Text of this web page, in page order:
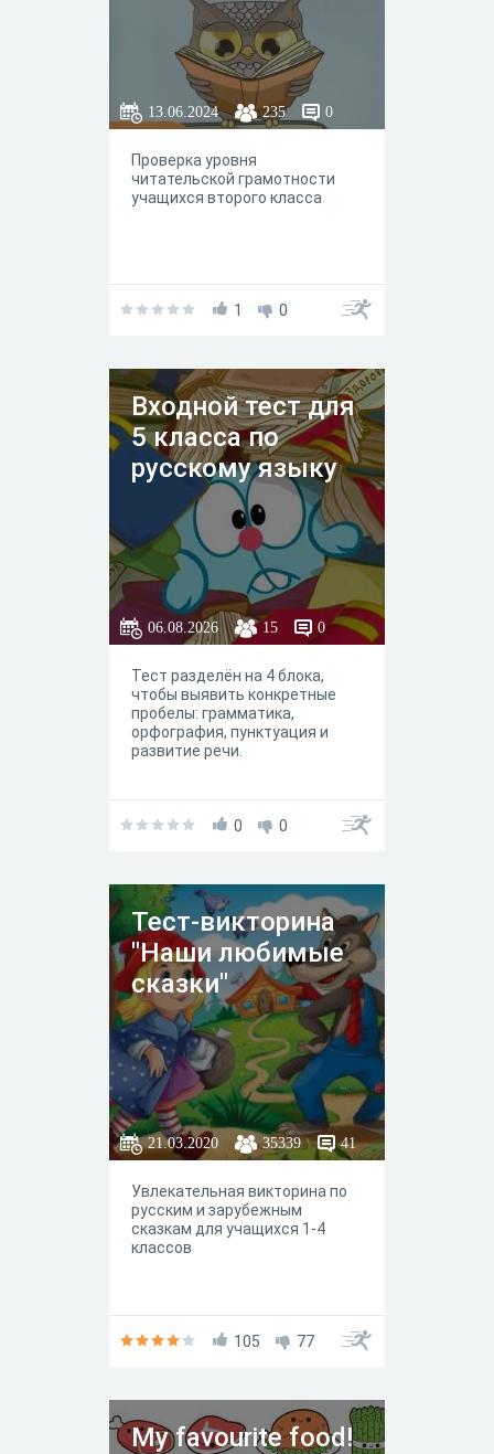
13.06.2024 235 0
Проверка уровня
читательской грамотности
учащихся второго класса
1 0
Входной тест для
5 класса по
русскому языку
06.08.2026 15 0
Тест разделён на 4 блока,
чтобы выявить конкретные
пробелы: грамматика,
орфография, пунктуация и
развитие речи.
0 0
Тест-викторина
"Наши любимые
сказки"
21.03.2020 35339 41
Увлекательная викторина по
русским и зарубежным
сказкам для учащихся 1-4
классов
105 77
My favourite food!